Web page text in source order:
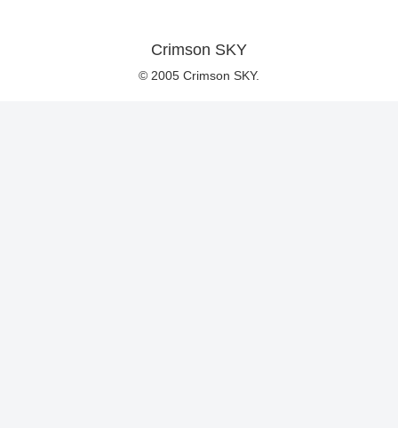
Crimson SKY
© 2005 Crimson SKY.